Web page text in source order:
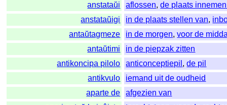
anstataŭi
aflossen,de plaats
anstataŭigi
in de plaats stellen van,
antaŭtagmeze
in de morgen,voor de
antaŭtimi
in de piepzak zitten
antikoncipa pilolo
anticonceptiepil ,de pil
antikvulo
iemand uit de oudheid
aparte de
afgezien van